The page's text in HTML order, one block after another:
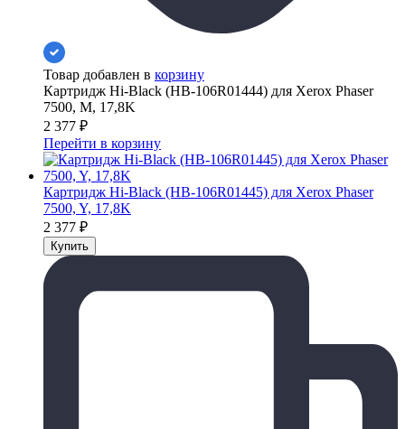
Товар добавлен в корзину
Картридж Hi-Black (HB-106R01444) для Xerox Phaser
7500, M, 17,8K
2 377 ₽
Перейти в корзину
Картридж Hi-Black (HB-106R01445) для Xerox Phaser
7500, Y, 17,8K
2 377 ₽